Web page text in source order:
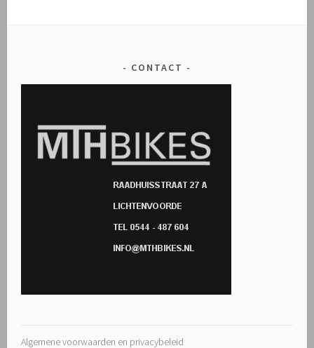
CONTACT
Algemene voorwaarden en privacybeleid